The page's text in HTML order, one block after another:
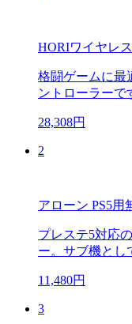
HORIワイヤレ
格闘ゲームに最
ントローラーで
28,308円
2
アローン PS5用
プレステ5対応
ー。サブ機とし
11,480円
3